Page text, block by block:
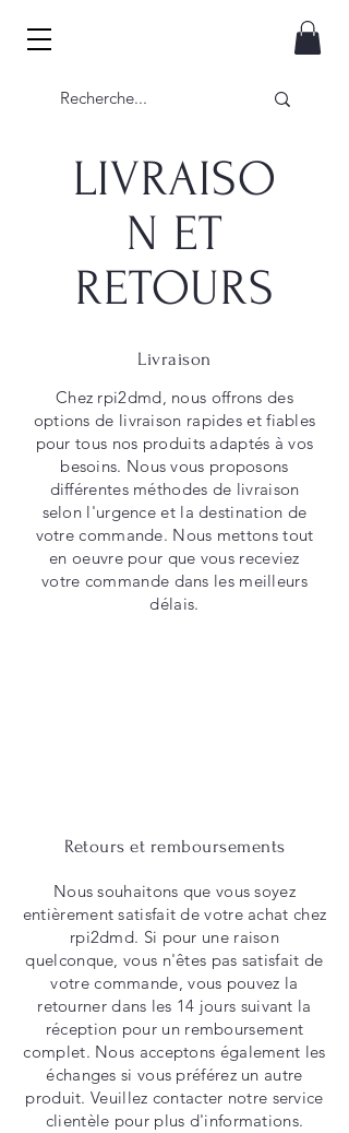
LIVRAISO
N ET
RETOURS
Livraison
Chez rpi2dmd, nous offrons des
options de livraison rapides et fiables
pour tous nos produits adaptés à vos
besoins. Nous vous proposons
différentes méthodes de livraison
selon l'urgence et la destination de
votre commande. Nous mettons tout
en oeuvre pour que vous receviez
votre commande dans les meilleurs
délais.
Retours et remboursements
Nous souhaitons que vous soyez
entièrement satisfait de votre achat chez
rpi2dmd. Si pour une raison
quelconque, vous n'êtes pas satisfait de
votre commande, vous pouvez la
retourner dans les 14 jours suivant la
réception pour un remboursement
complet. Nous acceptons également les
échanges si vous préférez un autre
produit. Veuillez contacter notre service
clientèle pour plus d'informations.